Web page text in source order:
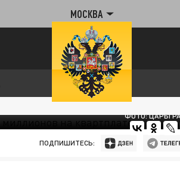
МОСКВА
ФОТО:
ПОДПИШИТЕСЬ: